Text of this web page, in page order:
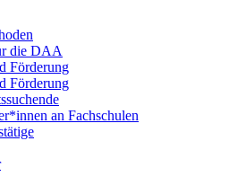
die DAA
Förderung
Förderung
an Fachschulen